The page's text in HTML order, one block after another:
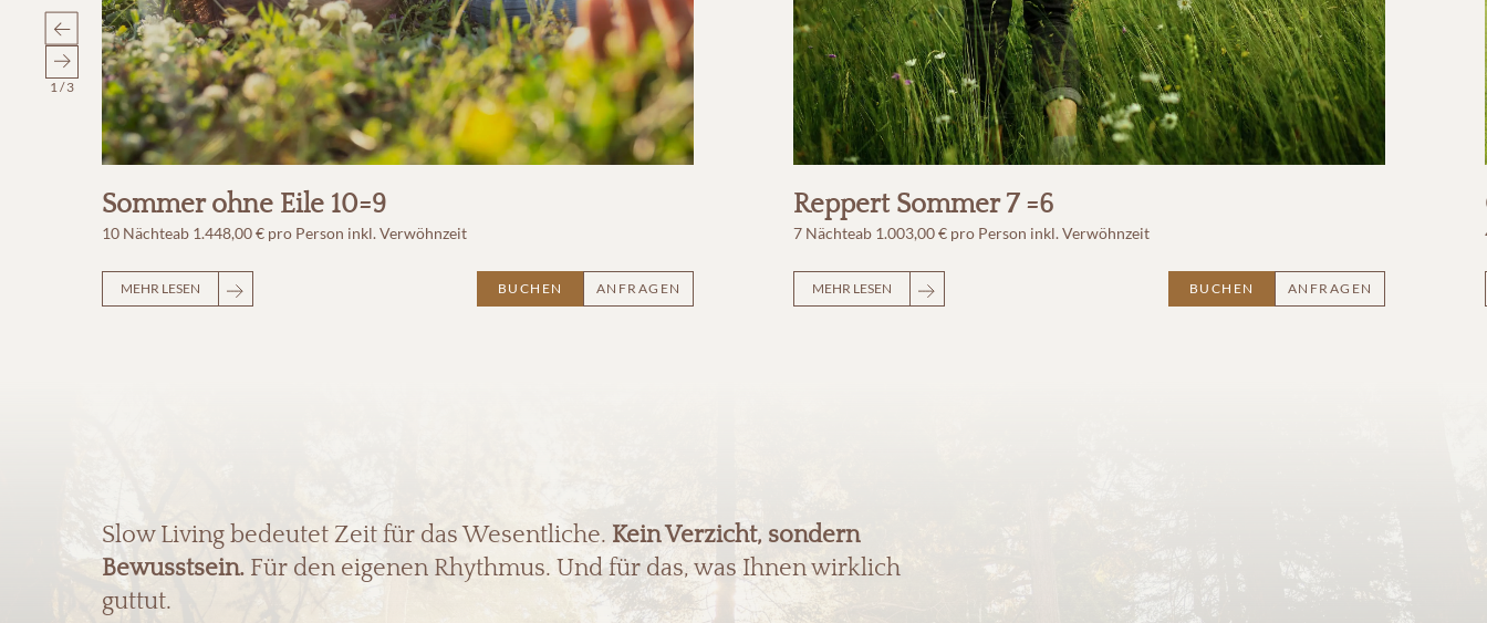
Sommer ohne Eile 10=9
10 Nächteab 1.448,00 € pro Person inkl. Verwöhnzeit
MEHR LESEN BUCHEN ANFRAGEN
Reppert Sommer 7 =6
7 Nächteab 1.003,00 € pro Person inkl. Verwöhnzeit
MEHR LESEN BUCHEN ANFRAGEN
1 /3
Slow Living bedeutet Zeit für das Wesentliche. Kein Verzicht, sondern
Bewusstsein. Für den eigenen Rhythmus. Und für das, was Ihnen wirklich
guttut.